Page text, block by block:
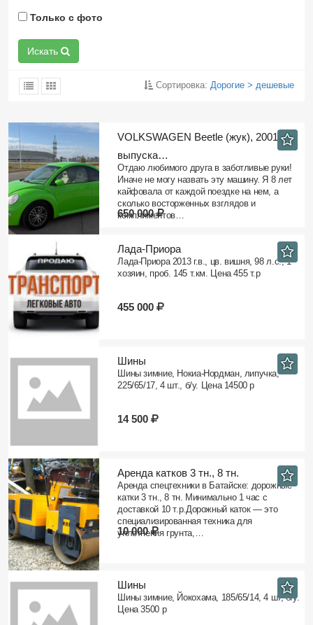
Только с фото
Искать
Сортировка: Дорогие > дешевые
VOLKSWAGEN Beetle (жук), 2001 год
выпуска…
Отдаю любимого друга в заботливые руки!
Иначе не могу назвать эту машину. Я 8 лет
кайфовала от каждой поездке на нем, а
сколько восторженных взглядов и
комплиментов…
650 000
Лада-Приора
Лада-Приора 2013 г.в., цв. вишня, 98 л.с., 1
хозяин, проб. 145 т.км. Цена 455 т.р
455 000
Шины
Шины зимние, Нокиа-Нордман, липучка,
225/65/17, 4 шт., б/у. Цена 14500 р
14 500
Аренда катков 3 тн., 8 тн.
Аренда спецтехники в Батайске: дорожные
катки 3 тн., 8 тн. Минимально 1 час с
доставкой 10 т.р.Дорожный каток — это
специализированная техника для
уплотнения грунта,…
10 000
Шины
Шины зимние, Йокохама, 185/65/14, 4 шт, б/у.
Цена 3500 р